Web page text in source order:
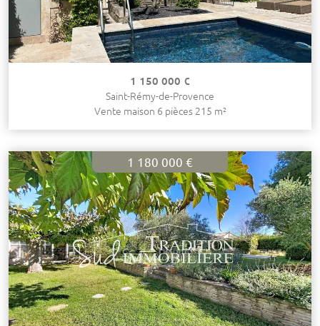
1 150 000 €
Saint-Rémy-de-Provence
Vente maison 6 pièces 215 m²
1 180 000 €